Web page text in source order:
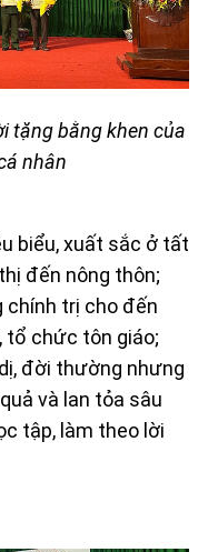
tặng bằng khen của
nhân
biểu, xuất sắc ở tất
đến nông thôn;
chính trị cho đến
tổ chức tôn giáo;
đời thường nhưng
và lan tỏa sâu
tập, làm theo lời